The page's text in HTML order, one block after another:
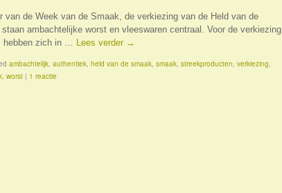
van de Week van de Smaak, de verkiezing van de Held van de
ambachtelijke worst en vleeswaren centraal. Voor de verkiezing
hebben zich in … Lees verder →
ambachtelijk, authentiek, held van de smaak, smaak, streekproducten, verkiezing,
, worst | 1 reactie